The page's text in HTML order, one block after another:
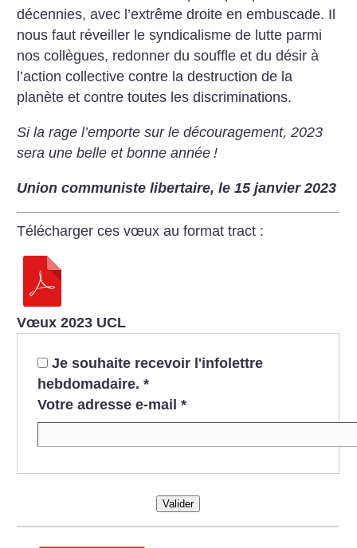
décennies, avec l’extrême droite en embuscade. Il
nous faut réveiller le syndicalisme de lutte parmi
nos collègues, redonner du souffle et du désir à
l’action collective contre la destruction de la
planète et contre toutes les discriminations.
Si la rage l’emporte sur le découragement, 2023
sera une belle et bonne année !
Union communiste libertaire, le 15 janvier 2023
Télécharger ces vœux au format tract :
Vœux 2023 UCL
Je souhaite recevoir l'infolettre
hebdomadaire. *
Votre adresse e-mail *
Valider